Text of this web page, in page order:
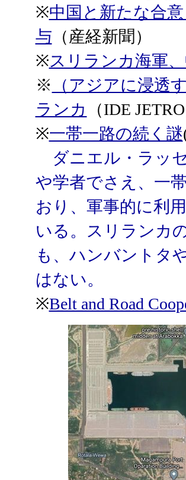
※中国と新たな合
与 （産経新聞）
※スリランカ海軍
※
（アジアに浸透
ランカ
（IDE JETRO
※一帯一路の続く謎
ダニエル・ラッ
や学者でさえ、一
おり、軍事的に利
いる。スリランカ
も、ハンバントタ
はない。
※Belt and Road